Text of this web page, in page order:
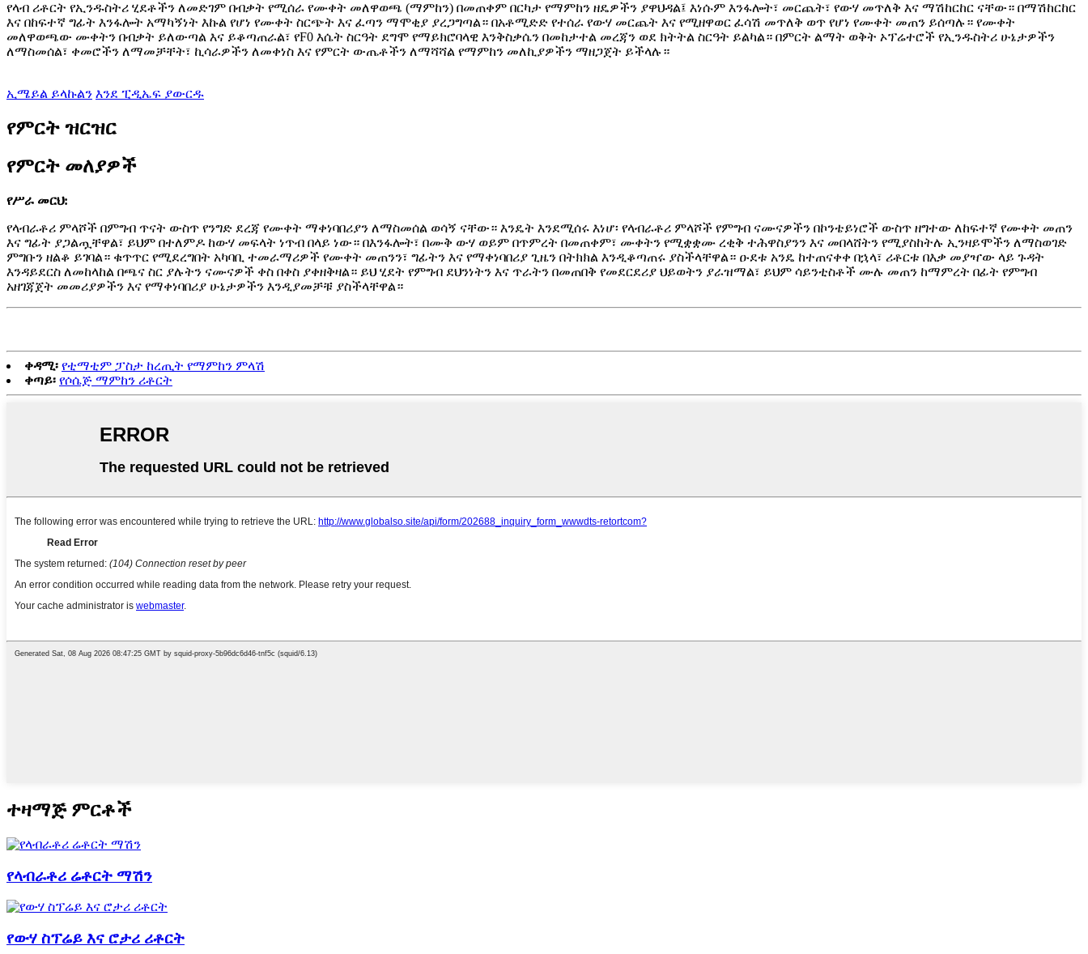
የላብ ሪቶርት የኢንዱስትሪ ሂደቶችን ለመድገም በብቃት የሚሰራ የሙቀት መለዋወጫ (ማምከን) በመጠቀም በርካታ የማምከን ዘዴዎችን ያዋህዳል፤ እነሱም እንፋሎት፣ መርጨት፣ የውሃ መጥለቅ እና ማሽከርከር ናቸው። በማሽከርከር
እና በከፍተኛ ግፊት እንፋሎት አማካኝነት እኩል የሆነ የሙቀት ስርጭት እና ፈጣን ማሞቂያ ያረጋግጣል። በአቶሚድድ የተሰራ የውሃ መርጨት እና የሚዘዋወር ፈሳሽ መጥለቅ ወጥ የሆነ የሙቀት መጠን ይሰጣሉ። የሙቀት
መለዋወጫው ሙቀትን በብቃት ይለውጣል እና ይቆጣጠራል፣ የF0 እሴት ስርዓት ደግሞ የማይክሮባላዊ እንቅስቃሴን በመከታተል መረጃን ወደ ክትትል ስርዓት ይልካል። በምርት ልማት ወቅት ኦፕሬተሮች የኢንዱስትሪ ሁኔታዎችን
ለማስመሰል፣ ቀመሮችን ለማመቻቸት፣ ኪሳራዎችን ለመቀነስ እና የምርት ውጤቶችን ለማሻሻል የማምከን መለኪያዎችን ማዘጋጀት ይችላሉ።
ኢሜይል ይላኩልን እንደ ፒዲኤፍ ያውርዱ
የምርት ዝርዝር
የምርት መለያዎች
የሥራ መርህ:
የላብራቶሪ ምላሾች በምግብ ጥናት ውስጥ የንግድ ደረጃ የሙቀት ማቀነባበሪያን ለማስመሰል ወሳኝ ናቸው። እንዴት እንደሚሰሩ እነሆ፡ የላብራቶሪ ምላሾች የምግብ ናሙናዎችን በኮንቴይነሮች ውስጥ ዘግተው ለከፍተኛ የሙቀት መጠን
እና ግፊት ያጋልጧቸዋል፣ ይህም በተለምዶ ከውሃ መፍላት ነጥብ በላይ ነው። በእንፋሎት፣ በሙቅ ውሃ ወይም በጥምረት በመጠቀም፣ ሙቀትን የሚቋቋሙ ረቂቅ ተሕዋስያንን እና መበላሸትን የሚያስከትሉ ኢንዛይሞችን ለማስወገድ
ምግቡን ዘልቆ ይገባል። ቁጥጥር የሚደረግበት አካባቢ ተመራማሪዎች የሙቀት መጠንን፣ ግፊትን እና የማቀነባበሪያ ጊዜን በትክክል እንዲቆጣጠሩ ያስችላቸዋል። ዑደቱ አንዴ ከተጠናቀቀ በኋላ፣ ሪቶርቱ በእቃ መያዣው ላይ ጉዳት
እንዳይደርስ ለመከላከል በጫና ስር ያሉትን ናሙናዎች ቀስ በቀስ ያቀዘቅዛል። ይህ ሂደት የምግብ ደህንነትን እና ጥራትን በመጠበቅ የመደርደሪያ ህይወትን ያራዝማል፣ ይህም ሳይንቲስቶች ሙሉ መጠን ከማምረት በፊት የምግብ
አዘገጃጀት መመሪያዎችን እና የማቀነባበሪያ ሁኔታዎችን እንዲያመቻቹ ያስችላቸዋል።
ቀዳሚ፡ የቲማቲም ፓስታ ከረጢት የማምከን ምላሽ
ቀጣይ፡ የሶሴጅ ማምከን ሪቶርት
ተዛማጅ ምርቶች
የላብራቶሪ ሬቶርት ማሽን
የውሃ ስፕሬይ እና ሮታሪ ሪቶርት